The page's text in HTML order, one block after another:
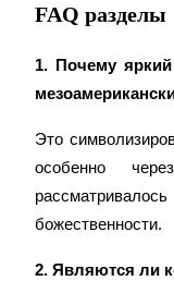
Exclusive for
Register &
Precious Metals
Trade Gold &
USDT New
FAQ разделы
1. Почему
Это
особенно
божественности.
2. Являются ли